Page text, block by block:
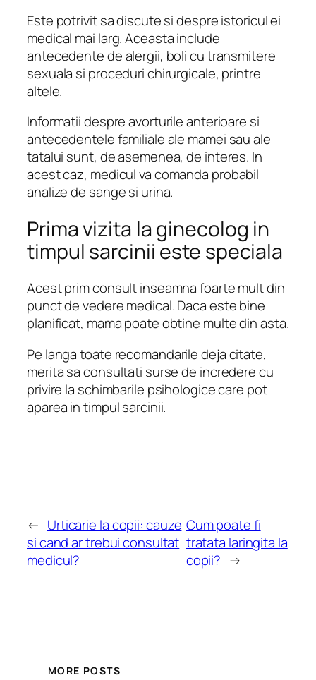
Este potrivit sa discute si despre istoricul ei
medical mai larg. Aceasta include
antecedente de alergii, boli cu transmitere
sexuala si proceduri chirurgicale, printre
altele.
Informatii despre avorturile anterioare si
antecedentele familiale ale mamei sau ale
tatalui sunt, de asemenea, de interes. In
acest caz, medicul va comanda probabil
analize de sange si urina.
Prima vizita la ginecolog in
timpul sarcinii este speciala
Acest prim consult inseamna foarte mult din
punct de vedere medical. Daca este bine
planificat, mama poate obtine multe din asta.
Pe langa toate recomandarile deja citate,
merita sa consultati surse de incredere cu
privire la schimbarile psihologice care pot
aparea in timpul sarcinii.
← Urticarie la copii: cauze
si cand ar trebui consultat
medicul?
Cum poate fi
tratata laringita la
copii? →
MORE POSTS